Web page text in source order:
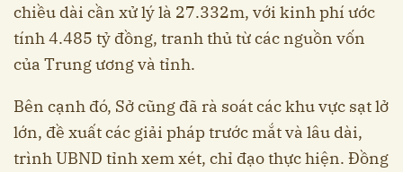
chiều dài cần xử lý là 27.332m, với kinh phí ước
tính 4.485 tỷ đồng, tranh thủ từ các nguồn vốn
của Trung ương và tỉnh.
Bên cạnh đó, Sở cũng đã rà soát các khu vực sạt lở
lớn, đề xuất các giải pháp trước mắt và lâu dài,
trình UBND tỉnh xem xét, chỉ đạo thực hiện. Đồng